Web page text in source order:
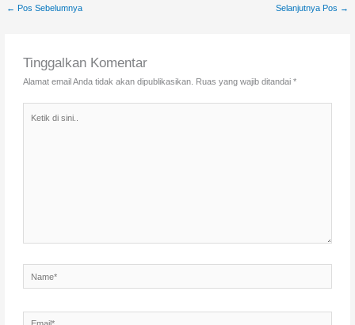
← Pos Sebelumnya Selanjutnya Pos →
Tinggalkan Komentar
Alamat email Anda tidak akan dipublikasikan. Ruas yang wajib ditandai*
Name*
Email*